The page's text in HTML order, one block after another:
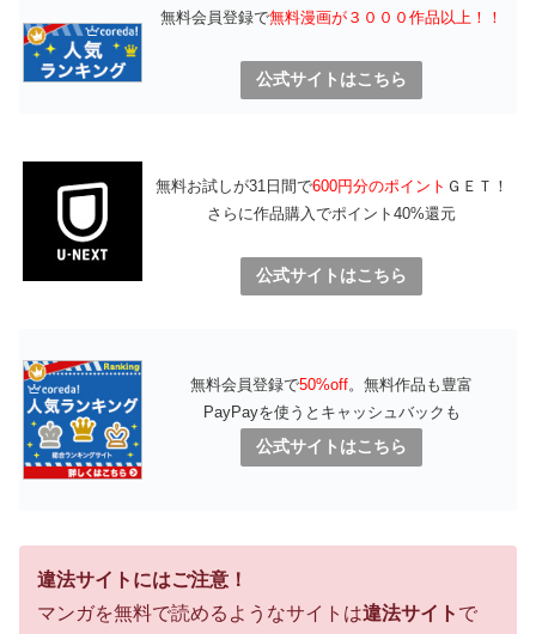
無料会員登録で無料漫画が３０００作品以上！！
公式サイトはこちら
無料お試しが31日間で600円分のポイント ＧＥＴ！
さらに作品購入でポイント40%還元
公式サイトはこちら
無料会員登録で50%off。無料作品も豊富
PayPayを使うとキャッシュバックも
公式サイトはこちら
違法サイトにはご注意！
マンガを無料で読めるようなサイトは違法サイト で